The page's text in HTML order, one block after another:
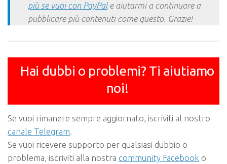
più se vuoi con PayPale aiutarmi a continuare a
pubblicare più contenuti come questo. Grazie!
Hai dubbi o problemi? Ti aiutiamo
noi!
Se vuoi rimanere sempre aggiornato, iscriviti al nostro
canale Telegram.
Se vuoi ricevere supporto per qualsiasi dubbio o
problema, iscriviti alla nostra community Facebook o